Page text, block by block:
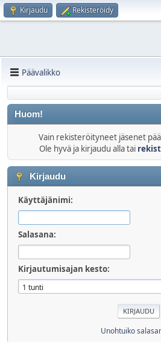
Kirjaudu Rekisteröidy
Päävalikko
Huom!
Vain rekisteröityneet jäsenet
Ole hyvä ja kirjaudu alla tai
Kirjaudu
Käyttäjänimi:
Salasana:
Kirjautumisajan kesto:
Unohtuiko